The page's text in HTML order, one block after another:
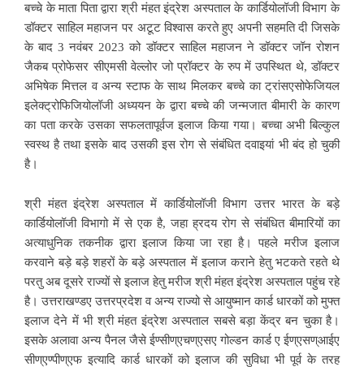
बच्चे के माता पिता द्वारा श्री मंहत इंद्रेश अस्पताल के कार्डियोलॉजी विभाग के
डॉक्टर साहिल महाजन पर अटूट विश्वास करते हुए अपनी सहमति दी जिसके
के बाद 3 नवंबर 2023 को डॉक्टर साहिल महाजन ने डॉक्टर जॉन रोशन
जैकब प्रोफेसर सीएमसी वेल्लोर जो प्रॉक्टर के रुप में उपस्थित थे, डॉक्टर
अभिषेक मित्तल व अन्य स्टाफ के साथ मिलकर बच्चे का ट्रांसएसोफेजियल
इलेक्ट्रोफिजियोलॉजी अध्ययन के द्वारा बच्चे की जन्मजात बीमारी के कारण
का पता करके उसका सफलतापूर्वज इलाज किया गया। बच्चा अभी बिल्कुल
स्वस्थ है तथा इसके बाद उसकी इस रोग से संबंधित दवाइयां भी बंद हो चुकी
है।
श्री मंहत इंद्रेश अस्पताल में कार्डियोलॉजी विभाग उत्तर भारत के बड़े
कार्डियोलॉजी विभागो में से एक है, जहा ह्रदय रोग से संबंधित बीमारियों का
अत्याधुनिक तकनीक द्वारा इलाज किया जा रहा है। पहले मरीज इलाज
करवाने बड़े बड़े शहरों के बड़े अस्पताल में इलाज कराने हेतु भटकते रहते थे
परतु अब दूसरे राज्यों से इलाज हेतु मरीज श्री मंहत इंद्रेश अस्पताल पहुंच रहे
है। उत्तराखण्डए उत्तरप्रदेश व अन्य राज्यो से आयुष्मान कार्ड धारकों को मुफ्त
इलाज देने में भी श्री मंहत इंद्रेश अस्पताल सबसे बड़ा केंद्र बन चुका है।
इसके अलावा अन्य पैनल जैसे ईण्सीण्एचण्एसए गोल्डन कार्ड ए ईण्एसण्आईए
सीण्एण्पीण्एफ इत्यादि कार्ड धारकों को इलाज की सुविधा भी पूर्व के तरह